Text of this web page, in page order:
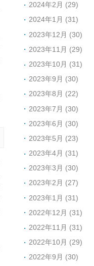
2024年2月 (29)
2024年1月 (31)
2023年12月 (30)
2023年11月 (29)
2023年10月 (31)
2023年9月 (30)
2023年8月 (22)
2023年7月 (30)
2023年6月 (30)
2023年5月 (23)
2023年4月 (31)
2023年3月 (30)
2023年2月 (27)
2023年1月 (31)
2022年12月 (31)
2022年11月 (31)
2022年10月 (29)
2022年9月 (30)